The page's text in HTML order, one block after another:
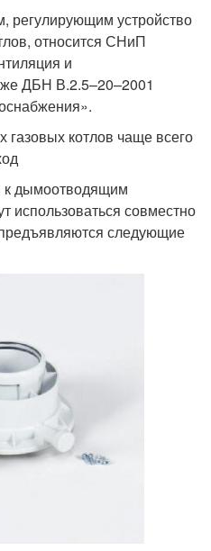
регулирующим устройство
относится СНиП
и
ДБН В.2.5–20–2001
котлов чаще всего
к дымоотводящим
использоваться совместно
следующие